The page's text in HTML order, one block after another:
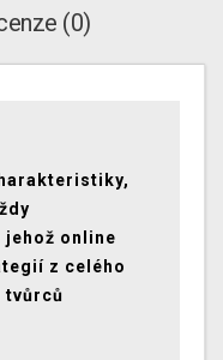
(0)
jehož online
z celého
tvůrců